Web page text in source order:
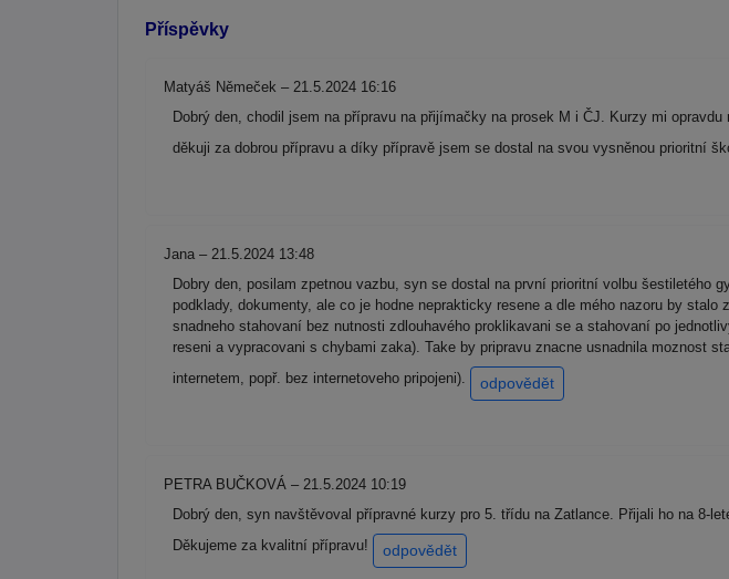
Příspěvky
Matyáš Němeček – 21.5.2024 16:16
Dobrý den, chodil jsem na přípravu na přijímačky na prosek M i ČJ. Kurzy mi
děkuji za dobrou přípravu a díky přípravě jsem se dostal na svou vysněnou prioritní
Jana – 21.5.2024 13:48
Dobry den, posilam zpetnou vazbu, syn se dostal na první prioritní volbu šestiletého
podklady, dokumenty, ale co je hodne neprakticky resene a dle mého nazoru by
snadneho stahovaní bez nutnosti zdlouhavého proklikavani se a stahovaní po
reseni a vypracovani s chybami zaka). Take by pripravu znacne usnadnila moznost
internetem, popř. bez internetoveho pripojeni).
odpovědět
PETRA BUČKOVÁ – 21.5.2024 10:19
Dobrý den, syn navštěvoval přípravné kurzy pro 5. třídu na Zatlance. Přijali ho na 8-
Děkujeme za kvalitní přípravu!
odpovědět